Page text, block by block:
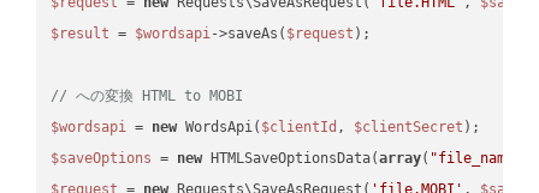
$result = $wordsapi->saveAs( $request );
// への変換 HTML to MOBI
$wordsapi = new WordsApi( $clientId , $clientSecret
$saveOptions = new HTMLSaveOptionsData(array( "file_name"
$request = new Requests\SaveAsRequest( 'file.MOBI' ,